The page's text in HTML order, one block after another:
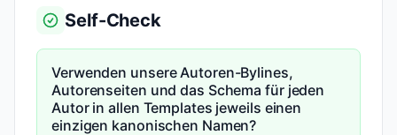
Self-Check
Verwenden unsere Autoren-Bylines,
Autorenseiten und das Schema für jeden
Autor in allen Templates jeweils einen
einzigen kanonischen Namen?